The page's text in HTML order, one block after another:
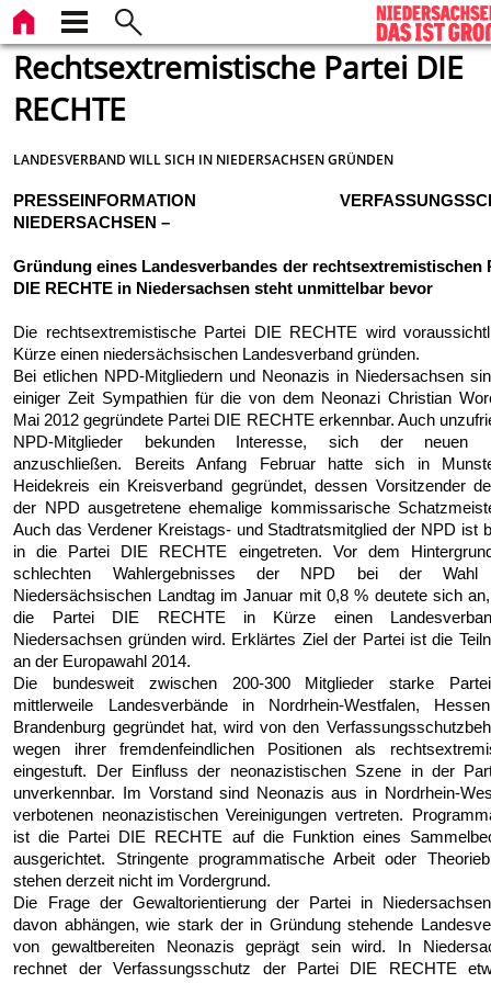
Rechtsextremistische Partei DIE
RECHTE
LANDESVERBAND WILL SICH IN NIEDERSACHSEN GRÜNDEN
PRESSEINFORMATION
NIEDERSACHSEN –
Gründung eines Landesverbandes der rechtsextremistischen
DIE RECHTE in Niedersachsen steht unmittelbar bevor
Die rechtsextremistische Partei DIE RECHTE wird
Kürze einen niedersächsischen Landesverband gründen.
Bei etlichen NPD-Mitgliedern und Neonazis in Niedersachsen
einiger Zeit Sympathien für die von dem Neonazi Christian
Mai 2012 gegründete Partei DIE RECHTE erkennbar. Auch
NPD-Mitglieder bekunden Interesse, sich der neuen
anzuschließen. Bereits Anfang Februar hatte sich in
Heidekreis ein Kreisverband gegründet, dessen Vorsitzender
der NPD ausgetretene ehemalige kommissarische
Auch das Verdener Kreistags- und Stadtratsmitglied der NPD ist
in die Partei DIE RECHTE eingetreten. Vor dem
schlechten Wahlergebnisses der NPD bei der Wahl
Niedersächsischen Landtag im Januar mit 0,8 % deutete sich
die Partei DIE RECHTE in Kürze einen
Niedersachsen gründen wird. Erklärtes Ziel der Partei ist die
an der Europawahl 2014.
Die bundesweit zwischen 200-300 Mitglieder starke
mittlerweile Landesverbände in Nordrhein-Westfalen,
Brandenburg gegründet hat, wird von den
wegen ihrer fremdenfeindlichen Positionen als
eingestuft. Der Einfluss der neonazistischen Szene in der
unverkennbar. Im Vorstand sind Neonazis aus in Nordrhein-
verbotenen neonazistischen Vereinigungen vertreten.
ist die Partei DIE RECHTE auf die Funktion eines
ausgerichtet. Stringente programmatische Arbeit oder
stehen derzeit nicht im Vordergrund.
Die Frage der Gewaltorientierung der Partei in
davon abhängen, wie stark der in Gründung stehende
von gewaltbereiten Neonazis geprägt sein wird. In
rechnet der Verfassungsschutz der Partei DIE RECHTE